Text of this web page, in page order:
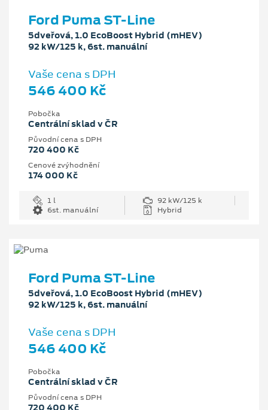
Ford Puma ST-Line
5dveřová, 1.0 EcoBoost Hybrid (mHEV)
92 kW/125 k, 6st. manuální
Vaše cena s DPH
546 400 Kč
Pobočka
Centrální sklad v ČR
Původní cena s DPH
720 400 Kč
Cenové zvýhodnění
174 000 Kč
1 l
92 kW/125 k
6st. manuální
Hybrid
Ford Puma ST-Line
5dveřová, 1.0 EcoBoost Hybrid (mHEV)
92 kW/125 k, 6st. manuální
Vaše cena s DPH
546 400 Kč
Pobočka
Centrální sklad v ČR
Původní cena s DPH